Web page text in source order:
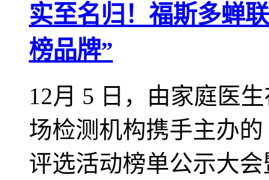
实至名归！福斯多蝉
榜品牌”
12月 5 日，由家庭医
场检测机构携手主办
评选活动榜单公示大